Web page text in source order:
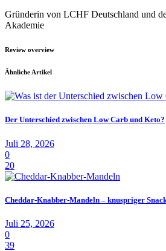
Gründerin von LCHF Deutschland und
Akademie
Review overview
Ähnliche Artikel
Der Unterschied zwischen Low Carb und Keto?
Juli 28, 2026
0
20
Cheddar-Knabber-Mandeln – knuspriger
Juli 25, 2026
0
39